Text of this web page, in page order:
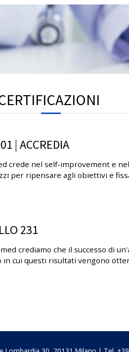
| ACCREDIA
crede nel self-improvement e
per ripensare agli obiettivi e
231
crediamo che il successo di
in cui questi risultati vengono